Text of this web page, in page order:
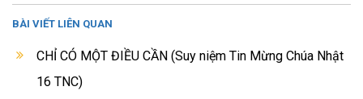
BÀI VIẾT LIÊN QUAN
CHỈ CÓ MỘT ĐIỀU CẦN (Suy niệm Tin Mừng Chúa Nhật
16 TNC)